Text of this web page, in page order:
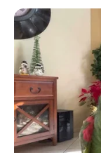
Berlliana Lovell